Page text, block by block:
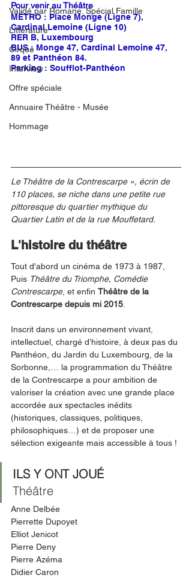
Validé par Romane. Spécial Famille
Littérature
Cirque
Interview
Offre spéciale
Annuaire Théâtre - Musée
Hommage
Pour venir au Théâtre
MÉTRO : Place Monge (Ligne 7),
Cardinal Lemoine (Ligne 10)
RER B, Luxembourg
BUS : Monge 47, Cardinal Lemoine 47,
89 et Panthéon 84.
Parking : Soufflot-Panthéon
Le Théâtre de la Contrescarpe », écrin de
110 places, se niche dans une petite rue
pittoresque du quartier mythique du
Quartier Latin et de la rue Mouffetard.
L'histoire du théâtre
Tout d'abord un cinéma de 1973 à 1987,
Puis Théâtre du Triomphe, Comédie
Contrescarpe, et enfin Théâtre de la
Contrescarpe depuis mi 2015
Inscrit dans un environnement vivant,
intellectuel, chargé d’histoire, à deux pas du
Panthéon, du Jardin du Luxembourg, de la
Sorbonne,… la programmation du Théâtre
de la Contrescarpe a pour ambition de
valoriser la création avec une grande place
accordée aux spectacles inédits
(historiques, classiques, politiques,
philosophiques…) et de proposer une
sélection exigeante mais accessible à tous !
ILS Y ONT JOUÉ
Théâtre
Anne Delbée
Pierrette Dupoyet
Elliot Jenicot
Pierre Deny
Pierre Azéma
Didier Caron